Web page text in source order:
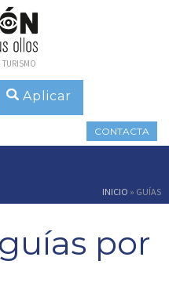
CONTACTA
INICIO » GUÍAS
por